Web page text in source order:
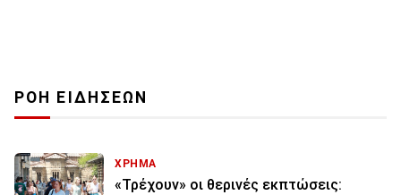
ΡΟΗ ΕΙΔΗΣΕΩΝ
ΧΡΗΜΑ
«Τρέχουν» οι θερινές εκπτώσεις: